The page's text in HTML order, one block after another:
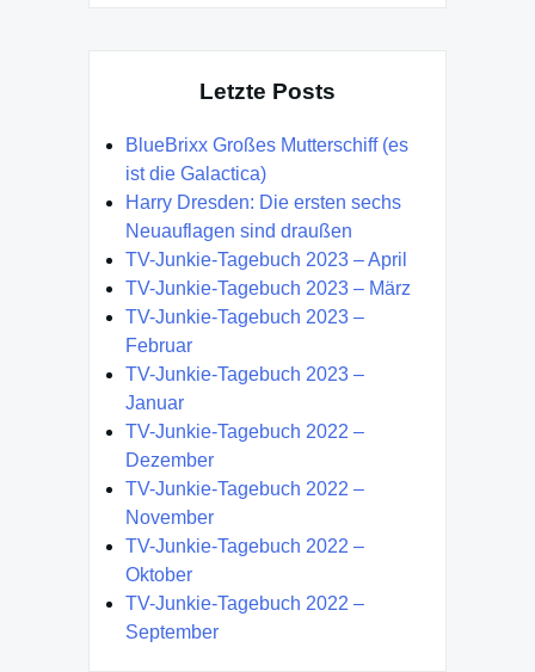
Letzte Posts
BlueBrixx Großes Mutterschiff (es
ist die Galactica)
Harry Dresden: Die ersten sechs
Neuauflagen sind draußen
TV-Junkie-Tagebuch 2023 – April
TV-Junkie-Tagebuch 2023 – März
TV-Junkie-Tagebuch 2023 –
Februar
TV-Junkie-Tagebuch 2023 –
Januar
TV-Junkie-Tagebuch 2022 –
Dezember
TV-Junkie-Tagebuch 2022 –
November
TV-Junkie-Tagebuch 2022 –
Oktober
TV-Junkie-Tagebuch 2022 –
September